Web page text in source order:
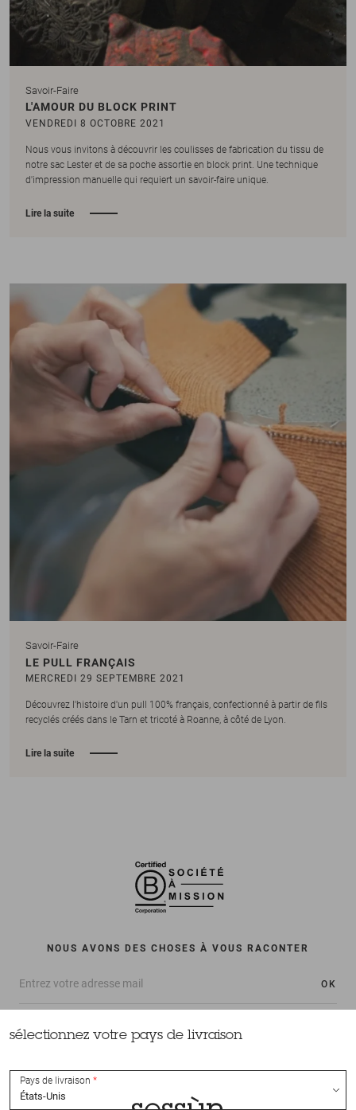
Savoir-Faire
L'AMOUR DU BLOCK PRINT
VENDREDI 8 OCTOBRE 2021
Nous vous invitons à découvrir les coulisses de fabrication du tissu de
notre sac Lester et de sa poche assortie en block print. Une technique
d'impression manuelle qui requiert un savoir-faire unique.
Lire la suite
Savoir-Faire
LE PULL FRANÇAIS
MERCREDI 29 SEPTEMBRE 2021
Découvrez l'histoire d'un pull 100% français, confectionné à partir de fils
recyclés créés dans le Tarn et tricoté à Roanne, à côté de Lyon.
Lire la suite
NOUS AVONS DES CHOSES À VOUS RACONTER
OK
sélectionnez votre pays de livraison
Pays de livraison